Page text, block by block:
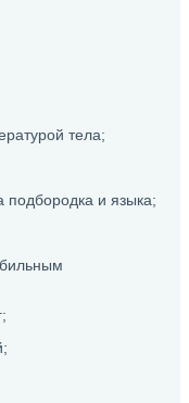
тела;
подбородка и языка;